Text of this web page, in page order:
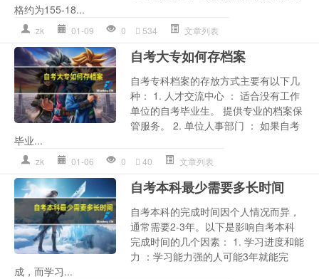
格约为155-18...
zk 01-09 0 534 文章列表
自考大专如何存档案
自考专科档案的存放方式主要有以下几
种： 1. 人才交流中心 ： 适合没有工作
单位的自考毕业生。 提供专业的档案保
管服务。 2. 单位人事部门 ： 如果自考
毕业...
zk 01-06 0 40 文章列表
自考本科最少需要多长时间
自考本科的完成时间因个人情况而异，
通常需要2-3年。以下是影响自考本科
完成时间的几个因素： 1. 学习进度和能
力 ：学习能力强的人可能3年就能完
成，而学习...